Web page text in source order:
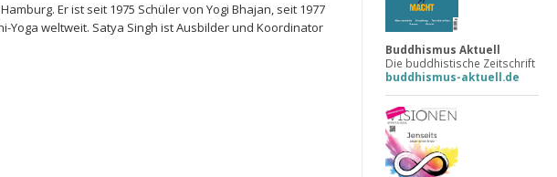
Er ist seit 1975 Schüler von Yogi Bhajan, seit 1977
weltweit. Satya Singh ist Ausbilder und Koordinator
Buddhismus Aktuell
Die buddhistische Zeitschrift
buddhismus-aktuell.de